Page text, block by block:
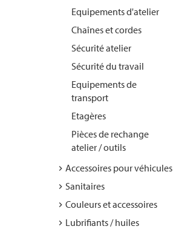
Equipements d'atelier
Chaînes et cordes
Sécurité atelier
Sécurité du travail
Equipements de
transport
Etagères
Pièces de rechange
atelier / outils
Accessoires pour véhicules
Sanitaires
Couleurs et accessoires
Lubrifiants / huiles